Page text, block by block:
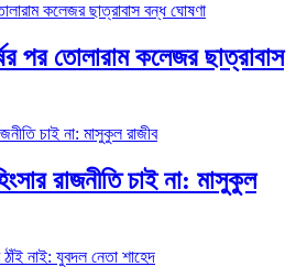
পর তোলারাম কলেজর ছাত্রাবাস
রাজনীতি চাই না: মাসুকুল